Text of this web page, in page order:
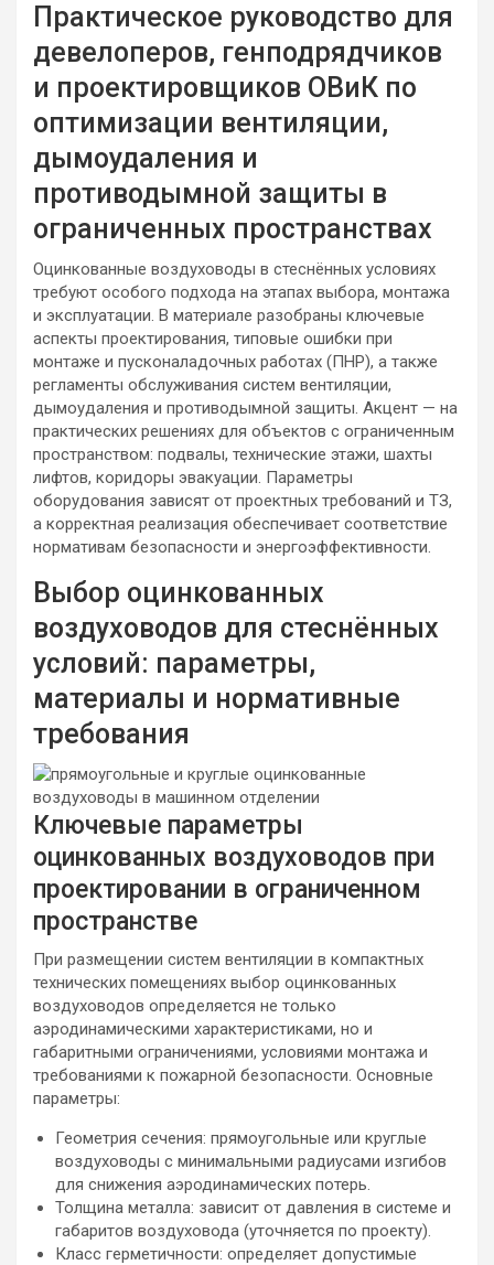
Практическое руководство для
девелоперов, генподрядчиков
и проектировщиков ОВиК по
оптимизации вентиляции,
дымоудаления и
противодымной защиты в
ограниченных пространствах
Оцинкованные воздуховоды в стеснённых условиях
требуют особого подхода на этапах выбора, монтажа
и эксплуатации. В материале разобраны ключевые
аспекты проектирования, типовые ошибки при
монтаже и пусконаладочных работах (ПНР), а также
регламенты обслуживания систем вентиляции,
дымоудаления и противодымной защиты. Акцент — на
практических решениях для объектов с ограниченным
пространством: подвалы, технические этажи, шахты
лифтов, коридоры эвакуации. Параметры
оборудования зависят от проектных требований и ТЗ,
а корректная реализация обеспечивает соответствие
нормативам безопасности и энергоэффективности.
Выбор оцинкованных
воздуховодов для стеснённых
условий: параметры,
материалы и нормативные
требования
Ключевые параметры
оцинкованных воздуховодов при
проектировании в ограниченном
пространстве
При размещении систем вентиляции в компактных
технических помещениях выбор оцинкованных
воздуховодов определяется не только
аэродинамическими характеристиками, но и
габаритными ограничениями, условиями монтажа и
требованиями к пожарной безопасности. Основные
параметры:
Геометрия сечения: прямоугольные или круглые
воздуховоды с минимальными радиусами изгибов
для снижения аэродинамических потерь.
Толщина металла: зависит от давления в системе и
габаритов воздуховода (уточняется по проекту).
Класс герметичности: определяет допустимые